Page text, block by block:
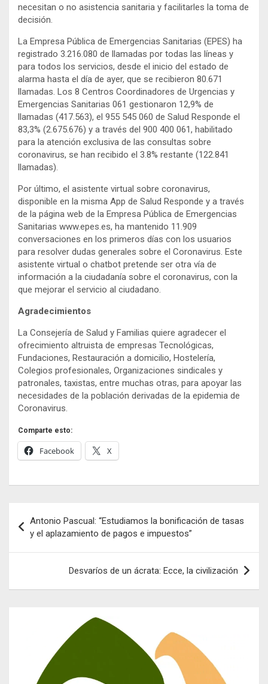
necesitan o no asistencia sanitaria y facilitarles la toma de
decisión.
La Empresa Pública de Emergencias Sanitarias (EPES) ha
registrado 3.216.080 de llamadas por todas las líneas y
para todos los servicios, desde el inicio del estado de
alarma hasta el día de ayer, que se recibieron 80.671
llamadas. Los 8 Centros Coordinadores de Urgencias y
Emergencias Sanitarias 061 gestionaron 12,9% de
llamadas (417.563), el 955 545 060 de Salud Responde el
83,3% (2.675.676) y a través del 900 400 061, habilitado
para la atención exclusiva de las consultas sobre
coronavirus, se han recibido el 3.8% restante (122.841
llamadas).
Por último, el asistente virtual sobre coronavirus,
disponible en la misma App de Salud Responde y a través
de la página web de la Empresa Pública de Emergencias
Sanitarias www.epes.es, ha mantenido 11.909
conversaciones en los primeros días con los usuarios
para resolver dudas generales sobre el Coronavirus. Este
asistente virtual o chatbot pretende ser otra vía de
información a la ciudadanía sobre el coronavirus, con la
que mejorar el servicio al ciudadano.
Agradecimientos
La Consejería de Salud y Familias quiere agradecer el
ofrecimiento altruista de empresas Tecnológicas,
Fundaciones, Restauración a domicilio, Hostelería,
Colegios profesionales, Organizaciones sindicales y
patronales, taxistas, entre muchas otras, para apoyar las
necesidades de la población derivadas de la epidemia de
Coronavirus.
Comparte esto:
Facebook X
de
entradas
Antonio Pascual: “Estudiamos la bonificación de tasas
y el aplazamiento de pagos e impuestos”
Desvaríos de un ácrata: Ecce, la civilización